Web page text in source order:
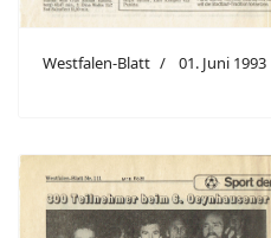
Westfalen-Blatt 01. Juni 1993